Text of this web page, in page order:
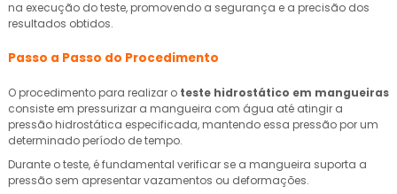
na execução do teste, promovendo a segurança e a precisão dos
resultados obtidos.
Passo a Passo do Procedimento
O procedimento para realizar o teste hidrostático em mangueiras
consiste em pressurizar a mangueira com água até atingir a
pressão hidrostática especificada, mantendo essa pressão por um
determinado período de tempo.
Durante o teste, é fundamental verificar se a mangueira suporta a
pressão sem apresentar vazamentos ou deformações.